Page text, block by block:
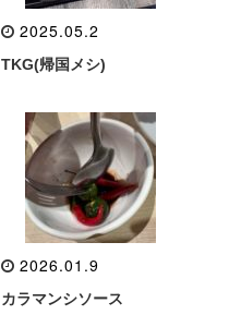
2025.05.2
TKG(帰国メシ)
2026.01.9
カラマンシソース